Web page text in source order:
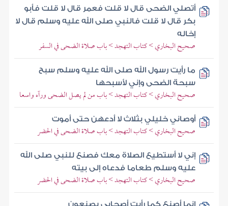
أتصلي الضحى قال لا قلت فعمر قال لا قلت فأبو
بكر قال لا قلت فالنبي صلى الله عليه وسلم قال لا
إخاله
صحيح البخاري > كتاب التهجد > باب صلاة الضحى في السفر
ما رأيت رسول الله صلى الله عليه وسلم سبح
سبحة الضحى وإني لأسبحها
صحيح البخاري > كتاب التهجد > باب من لم يصل الضحى ورآه واسعا
أوصاني خليلي بثلاث لا أدعهن حتى أموت
صحيح البخاري > كتاب التهجد > باب صلاة الضحى في الحضر
إني لا أستطيع الصلاة معك فصنع للنبي صلى الله
عليه وسلم طعاما فدعاه إلى بيته
صحيح البخاري > كتاب التهجد > باب صلاة الضحى في الحضر
إنما أصنع كما رأيت أصحابي يصنعون